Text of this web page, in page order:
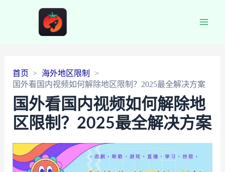
首页
海外地区限制
国外看国内视频如何解除地区限制？2025最全解决方案
国外看国内视频如何解除地
区限制？2025最全解决方案